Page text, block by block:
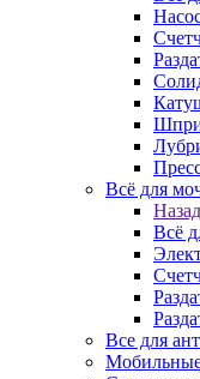
Всё для
Назад
Всё
Все для